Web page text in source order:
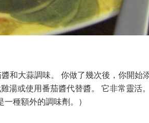
和大蒜調味。 你做了幾次後，你開始
湯或使用番茄醬代替醬。 它非常靈活
種額外的調味劑。）